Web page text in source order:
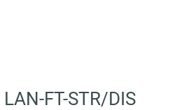
FT-STR/DIS